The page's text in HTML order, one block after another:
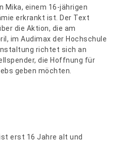
erst 16 Jahre alt und